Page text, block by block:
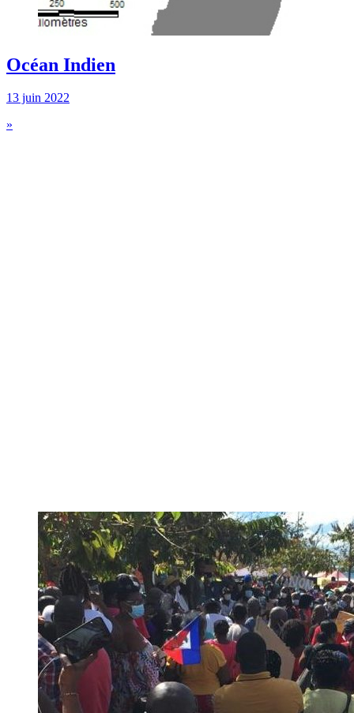
Océan Indien
13 juin 2022
»